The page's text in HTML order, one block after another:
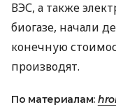
ВЭС, а также
биогазе, начали
конечную
производят.
По материалам: